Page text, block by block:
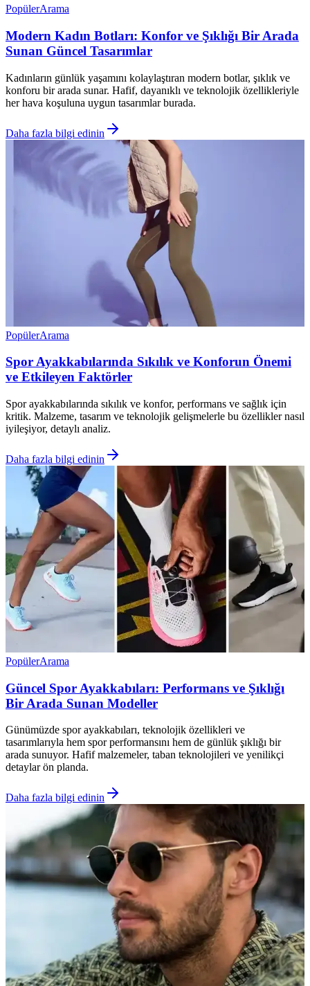
PopülerArama
Modern Kadın Botları: Konfor ve Şıklığı Bir Arada
Sunan Güncel Tasarımlar
Kadınların günlük yaşamını kolaylaştıran modern botlar, şıklık ve
konforu bir arada sunar. Hafif, dayanıklı ve teknolojik özellikleriyle
her hava koşuluna uygun tasarımlar burada.
Daha fazla bilgi edinin
PopülerArama
Spor Ayakkabılarında Sıkılık ve Konforun Önemi
ve Etkileyen Faktörler
Spor ayakkabılarında sıkılık ve konfor, performans ve sağlık için
kritik. Malzeme, tasarım ve teknolojik gelişmelerle bu özellikler nasıl
iyileşiyor, detaylı analiz.
Daha fazla bilgi edinin
PopülerArama
Güncel Spor Ayakkabıları: Performans ve Şıklığı
Bir Arada Sunan Modeller
Günümüzde spor ayakkabıları, teknolojik özellikleri ve
tasarımlarıyla hem spor performansını hem de günlük şıklığı bir
arada sunuyor. Hafif malzemeler, taban teknolojileri ve yenilikçi
detaylar ön planda.
Daha fazla bilgi edinin